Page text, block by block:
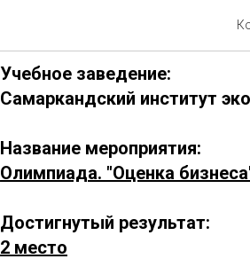
Учебное заведение:
Самаркандский институт
Название мероприятия:
Олимпиада. "Оценка
Достигнутый результат:
2 место